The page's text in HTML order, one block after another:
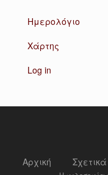
Ημερολόγιο
Χάρτης
Log in
Αρχική Σχετικά